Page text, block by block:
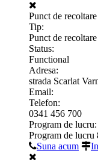
Punct de
Tip:
Punct de recoltare
Status:
Functional
Adresa:
strada Scarlat
Email:
Telefon:
0341 456 700
Program de lucru:
Program de
Suna acum